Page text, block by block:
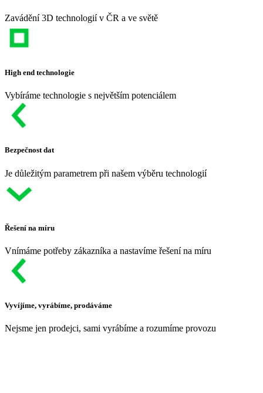
Zavádění 3D technologií v ČR a ve světě
High end technologie
Vybíráme technologie s největším potenciálem
Bezpečnost dat
Je důležitým parametrem při našem výběru technologií
Řešení na míru
Vnímáme potřeby zákazníka a nastavíme řešení na míru
Vyvíjíme, vyrábíme, prodáváme
Nejsme jen prodejci, sami vyrábíme a rozumíme provozu